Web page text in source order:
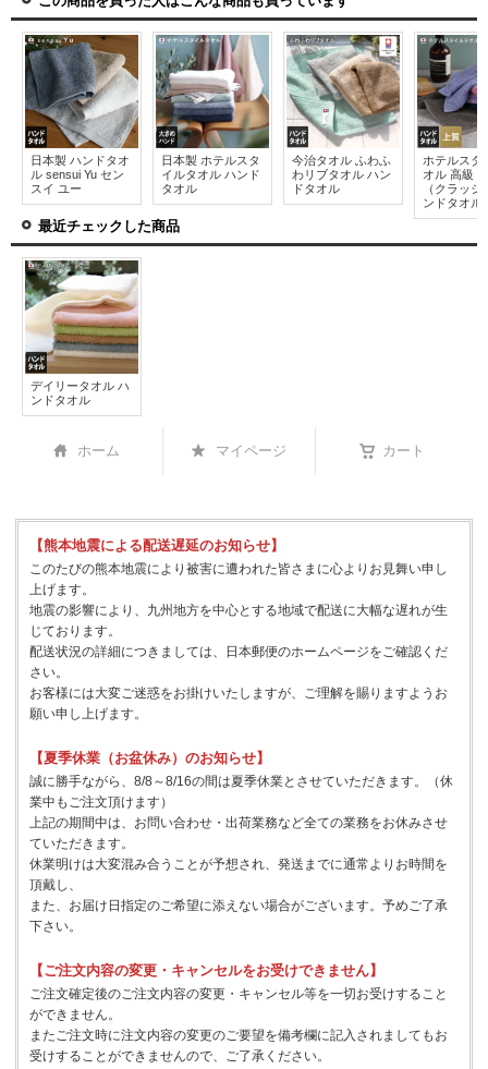
日本製 ハンドタオ
ル sensui Yu セン
スイ ユー
日本製 ホテルスタ
イルタオル ハンド
タオル
今治タオル ふわふ
わリブタオル ハン
ドタオル
ホテルスタ
オル 高級
（クラッシ
ンドタオル
最近チェックした商品
デイリータオル ハ
ンドタオル
ホーム マイページ カート
【熊本地震による配送遅延のお知らせ】
このたびの熊本地震により被害に遭われた皆さまに心よりお見舞い申し
上げます。
地震の影響により、九州地方を中心とする地域で配送に大幅な遅れが生
じております。
配送状況の詳細につきましては、日本郵便のホームページをご確認くだ
さい。
お客様には大変ご迷惑をお掛けいたしますが、ご理解を賜りますようお
願い申し上げます。
【夏季休業（お盆休み）のお知らせ】
誠に勝手ながら、8/8～8/16の間は夏季休業とさせていただきます。（休
業中もご注文頂けます）
上記の期間中は、お問い合わせ・出荷業務など全ての業務をお休みさせ
ていただきます。
休業明けは大変混み合うことが予想され、発送までに通常よりお時間を
頂戴し、
また、お届け日指定のご希望に添えない場合がございます。予めご了承
下さい。
【ご注文内容の変更・キャンセルをお受けできません】
ご注文確定後のご注文内容の変更・キャンセル等を一切お受けすること
ができません。
またご注文時に注文内容の変更のご要望を備考欄に記入されましてもお
受けすることができませんので、ご了承ください。